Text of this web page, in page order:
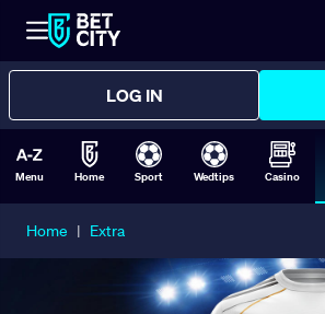
LOG IN
Menu Home Sport Wedtips Casino
Home | Extra